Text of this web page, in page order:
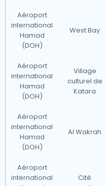
Aéroport
international
Hamad
(DOH)
West Bay
Aéroport
international
Hamad
(DOH)
Village
culturel de
Katara
Aéroport
international
Hamad
(DOH)
Al Wakrah
Aéroport
international
Cité